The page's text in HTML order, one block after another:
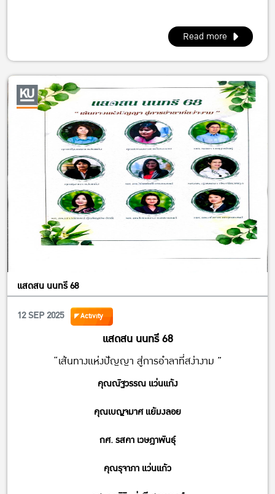
Read more
แสดสน นนทรี 68
12 SEP 2025
Activity
แสดสน นนทรี 68
“เส้นทางแห่งปัญญา สู่การอำลาที่สง่างาม ”
คุณณัฐวรรณ แว่นแก้ง
คุณเบญจมาศ แย้มงลอย
กศ. รสคา เวษฎาพันธุ์
คุณรุจาภา แว่นแก้ว